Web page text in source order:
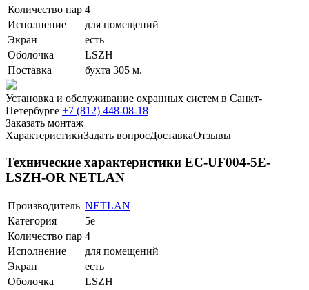
Количество пар 4
Исполнение
для помещений
Экран
есть
Оболочка
LSZH
Поставка
бухта 305 м.
Установка и обслуживание охранных систем в Санкт-
Петербурге +7 (812) 448-08-18
Заказать монтаж
ХарактеристикиЗадать вопросДоставкаОтзывы
Технические характеристики EC-UF004-5E-
LSZH-OR NETLAN
Производитель NETLAN
Категория
5e
Количество пар 4
Исполнение
для помещений
Экран
есть
Оболочка
LSZH